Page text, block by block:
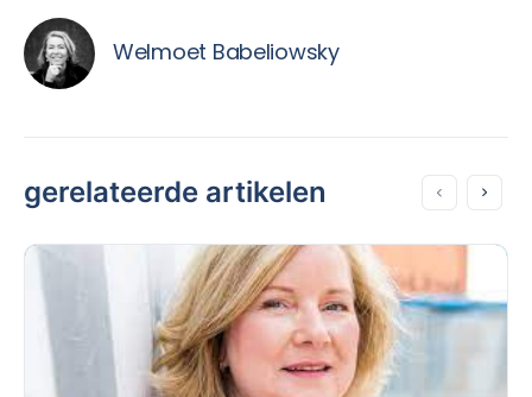
Welmoet Babeliowsky
gerelateerde artikelen